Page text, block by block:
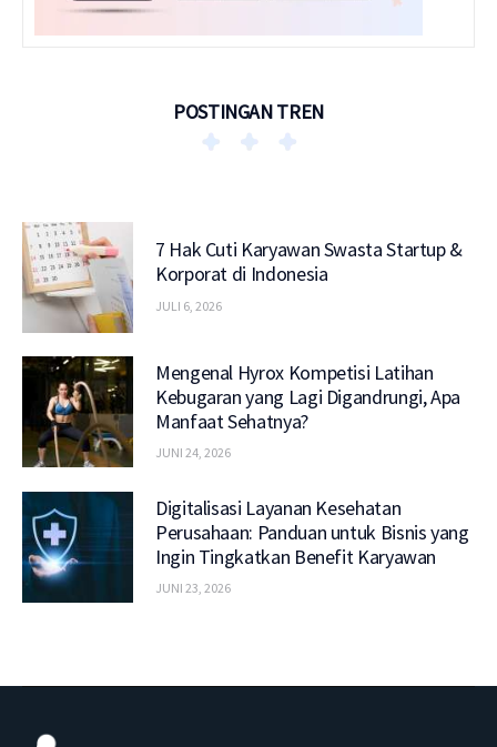
POSTINGAN TREN
7 Hak Cuti Karyawan Swasta Startup &
Korporat di Indonesia
JULI 6, 2026
Mengenal Hyrox Kompetisi Latihan
Kebugaran yang Lagi Digandrungi, Apa
Manfaat Sehatnya?
JUNI 24, 2026
Digitalisasi Layanan Kesehatan
Perusahaan: Panduan untuk Bisnis yang
Ingin Tingkatkan Benefit Karyawan
JUNI 23, 2026